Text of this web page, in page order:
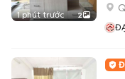
1 phút trước 2